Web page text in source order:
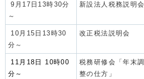
9月17日13時30分
～
新設法人税務説明会
10月15日13時30
分～
改正税法説明会
11月18日 10時00
分～
税務研修会「年末調
整の仕方」